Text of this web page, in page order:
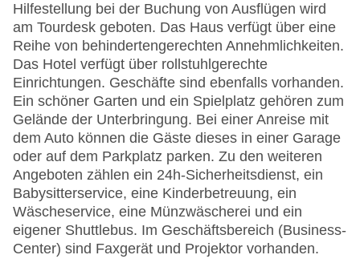
Hilfestellung bei der Buchung von Ausflügen wird
am Tourdesk geboten. Das Haus verfügt über eine
Reihe von behindertengerechten Annehmlichkeiten.
Das Hotel verfügt über rollstuhlgerechte
Einrichtungen. Geschäfte sind ebenfalls vorhanden.
Ein schöner Garten und ein Spielplatz gehören zum
Gelände der Unterbringung. Bei einer Anreise mit
dem Auto können die Gäste dieses in einer Garage
oder auf dem Parkplatz parken. Zu den weiteren
Angeboten zählen ein 24h-Sicherheitsdienst, ein
Babysitterservice, eine Kinderbetreuung, ein
Wäscheservice, eine Münzwäscherei und ein
eigener Shuttlebus. Im Geschäftsbereich (Business-
Center) sind Faxgerät und Projektor vorhanden.